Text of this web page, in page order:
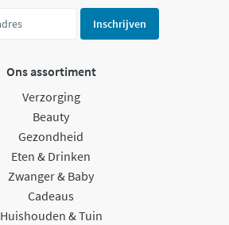
Inschrijven
Ons assortiment
Verzorging
Beauty
Gezondheid
Eten & Drinken
Zwanger & Baby
Cadeaus
Huishouden & Tuin